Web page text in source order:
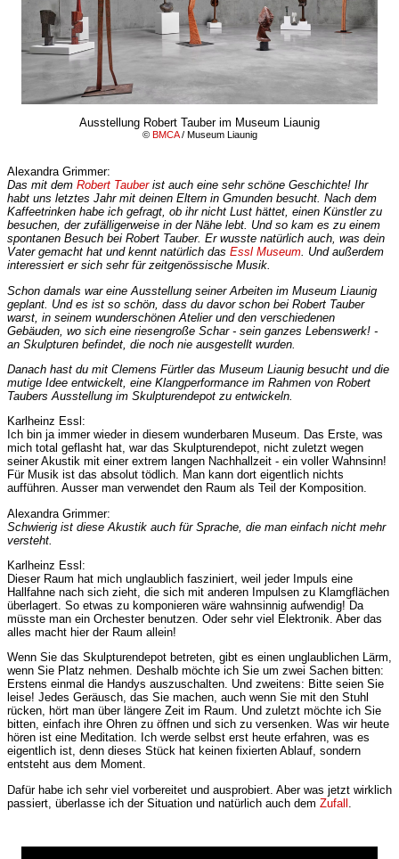
Ausstellung Robert Tauber im Museum Liaunig
© BMCA/ Museum Liaunig
Alexandra Grimmer:
Das mit dem Robert Tauberist auch eine sehr schöne Geschichte! Ihr
habt uns letztes Jahr mit deinen Eltern in Gmunden besucht. Nach dem
Kaffeetrinken habe ich gefragt, ob ihr nicht Lust hättet, einen Künstler zu
besuchen, der zufälligerweise in der Nähe lebt. Und so kam es zu einem
spontanen Besuch bei Robert Tauber. Er wusste natürlich auch, was dein
Vater gemacht hat und kennt natürlich das Essl Museum. Und außerdem
interessiert er sich sehr für zeitgenössische Musik.
Schon damals war eine Ausstellung seiner Arbeiten im Museum Liaunig
geplant. Und es ist so schön, dass du davor schon bei Robert Tauber
warst, in seinem wunderschönen Atelier und den verschiedenen
Gebäuden, wo sich eine riesengroße Schar - sein ganzes Lebenswerk! -
an Skulpturen befindet, die noch nie ausgestellt wurden.
Danach hast du mit Clemens Fürtler das Museum Liaunig besucht und die
mutige Idee entwickelt, eine Klangperformance im Rahmen von Robert
Taubers Ausstellung im Skulpturendepot zu entwickeln.
Karlheinz Essl:
Ich bin ja immer wieder in diesem wunderbaren Museum. Das Erste, was
mich total geflasht hat, war das Skulpturendepot, nicht zuletzt wegen
seiner Akustik mit einer extrem langen Nachhallzeit - ein voller Wahnsinn!
Für Musik ist das absolut tödlich. Man kann dort eigentlich nichts
aufführen. Ausser man verwendet den Raum als Teil der Komposition.
Alexandra Grimmer:
Schwierig ist diese Akustik auch für Sprache, die man einfach nicht mehr
versteht.
Karlheinz Essl:
Dieser Raum hat mich unglaublich fasziniert, weil jeder Impuls eine
Hallfahne nach sich zieht, die sich mit anderen Impulsen zu Klamgflächen
überlagert. So etwas zu komponieren wäre wahnsinnig aufwendig! Da
müsste man ein Orchester benutzen. Oder sehr viel Elektronik. Aber das
alles macht hier der Raum allein!
Wenn Sie das Skulpturendepot betreten, gibt es einen unglaublichen Lärm,
wenn Sie Platz nehmen. Deshalb möchte ich Sie um zwei Sachen bitten:
Erstens einmal die Handys auszuschalten. Und zweitens: Bitte seien Sie
leise! Jedes Geräusch, das Sie machen, auch wenn Sie mit den Stuhl
rücken, hört man über längere Zeit im Raum. Und zuletzt möchte ich Sie
bitten, einfach ihre Ohren zu öffnen und sich zu versenken. Was wir heute
hören ist eine Meditation. Ich werde selbst erst heute erfahren, was es
eigentlich ist, denn dieses Stück hat keinen fixierten Ablauf, sondern
entsteht aus dem Moment.
Dafür habe ich sehr viel vorbereitet und ausprobiert. Aber was jetzt wirklich
passiert, überlasse ich der Situation und natürlich auch dem Zufall